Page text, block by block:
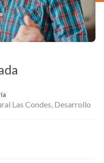
Las Condes, Desarrollo